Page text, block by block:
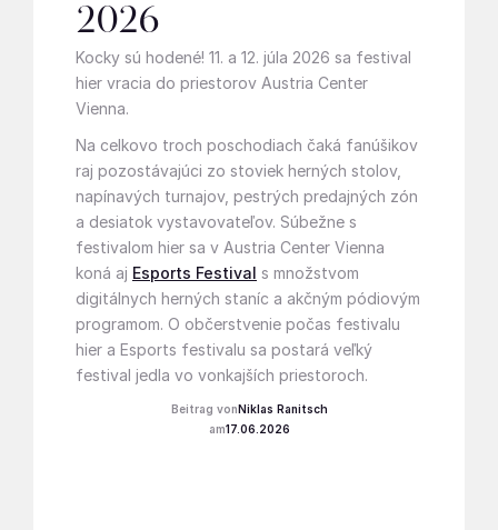
2026
Kocky sú hodené! 11. a 12. júla 2026 sa festival
hier vracia do priestorov Austria Center
Vienna.
Na celkovo troch poschodiach čaká fanúšikov
raj pozostávajúci zo stoviek herných stolov,
napínavých turnajov, pestrých predajných zón
a desiatok vystavovateľov. Súbežne s
festivalom hier sa v Austria Center Vienna
koná aj Esports Festival s množstvom
digitálnych herných staníc a akčným pódiovým
programom. O občerstvenie počas festivalu
hier a Esports festivalu sa postará veľký
festival jedla vo vonkajších priestoroch.
Niklas Ranitsch
17.06.2026